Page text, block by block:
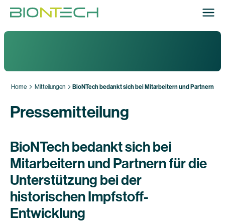
Home Mitteilungen BioNTech bedankt sich bei Mitarbeitern und Partnern
Pressemitteilung
BioNTech bedankt sich bei
Mitarbeitern und Partnern für die
Unterstützung bei der
historischen Impfstoff-
Entwicklung